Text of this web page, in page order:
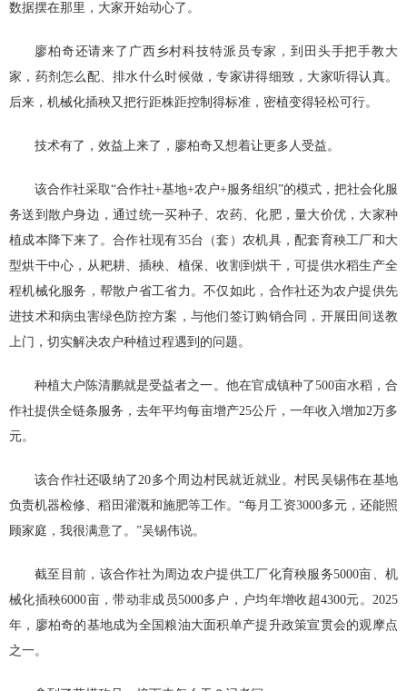
数据摆在那里，大家开始动心了。
廖柏奇还请来了广西乡村科技特派员专家，到田头手把手教大
家，药剂怎么配、排水什么时候做，专家讲得细致，大家听得认真。
后来，机械化插秧又把行距株距控制得标准，密植变得轻松可行。
技术有了，效益上来了，廖柏奇又想着让更多人受益。
该合作社采取“合作社+基地+农户+服务组织”的模式，把社会化服
务送到散户身边，通过统一买种子、农药、化肥，量大价优，大家种
植成本降下来了。合作社现有35台（套）农机具，配套育秧工厂和大
型烘干中心，从耙耕、插秧、植保、收割到烘干，可提供水稻生产全
程机械化服务，帮散户省工省力。不仅如此，合作社还为农户提供先
进技术和病虫害绿色防控方案，与他们签订购销合同，开展田间送教
上门，切实解决农户种植过程遇到的问题。
种植大户陈清鹏就是受益者之一。他在官成镇种了500亩水稻，合
作社提供全链条服务，去年平均每亩增产25公斤，一年收入增加2万多
元。
该合作社还吸纳了20多个周边村民就近就业。村民吴锡伟在基地
负责机器检修、稻田灌溉和施肥等工作。“每月工资3000多元，还能照
顾家庭，我很满意了。”吴锡伟说。
截至目前，该合作社为周边农户提供工厂化育秧服务5000亩、机
械化插秧6000亩，带动非成员5000多户，户均年增收超4300元。2025
年，廖柏奇的基地成为全国粮油大面积单产提升政策宣贯会的观摩点
之一。